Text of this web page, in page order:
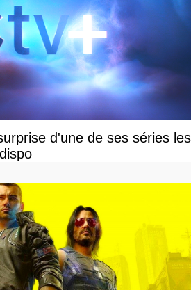
d'une de ses séries les